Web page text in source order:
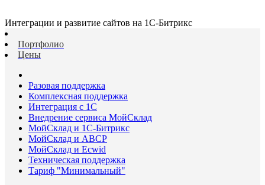
Интеграции и развитие сайтов на 1С-Битрикс
Портфолио
Цены
Разовая поддержка
Комплексная поддержка
Интеграция с 1С
Внедрение сервиса МойСклад
МойСклад и 1С-Битрикс
МойСклад и ABCP
МойСклад и Ecwid
Техническая поддержка
Тариф "Минимальный"